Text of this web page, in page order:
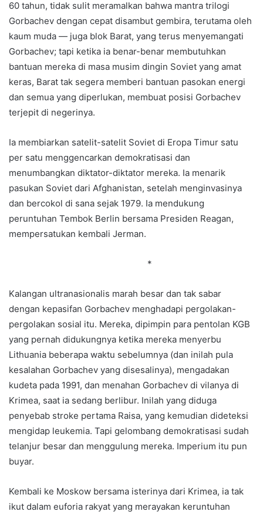
60 tahun, tidak sulit meramalkan bahwa mantra trilogi
Gorbachev dengan cepat disambut gembira, terutama oleh
kaum muda — juga blok Barat, yang terus menyemangati
Gorbachev; tapi ketika ia benar-benar membutuhkan
bantuan mereka di masa musim dingin Soviet yang amat
keras, Barat tak segera memberi bantuan pasokan energi
dan semua yang diperlukan, membuat posisi Gorbachev
terjepit di negerinya.
Ia membiarkan satelit-satelit Soviet di Eropa Timur satu
per satu menggencarkan demokratisasi dan
menumbangkan diktator-diktator mereka. Ia menarik
pasukan Soviet dari Afghanistan, setelah menginvasinya
dan bercokol di sana sejak 1979. Ia mendukung
peruntuhan Tembok Berlin bersama Presiden Reagan,
mempersatukan kembali Jerman.
*
Kalangan ultranasionalis marah besar dan tak sabar
dengan kepasifan Gorbachev menghadapi pergolakan-
pergolakan sosial itu. Mereka, dipimpin para pentolan KGB
yang pernah didukungnya ketika mereka menyerbu
Lithuania beberapa waktu sebelumnya (dan inilah pula
kesalahan Gorbachev yang disesalinya), mengadakan
kudeta pada 1991, dan menahan Gorbachev di vilanya di
Krimea, saat ia sedang berlibur. Inilah yang diduga
penyebab stroke pertama Raisa, yang kemudian dideteksi
mengidap leukemia. Tapi gelombang demokratisasi sudah
telanjur besar dan menggulung mereka. Imperium itu pun
buyar.
Kembali ke Moskow bersama isterinya dari Krimea, ia tak
ikut dalam euforia rakyat yang merayakan keruntuhan